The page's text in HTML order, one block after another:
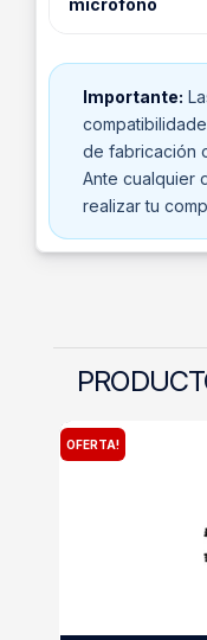
micrófono
Importante:
de fabricación
Ante cualquier
realizar tu
OFERTA!